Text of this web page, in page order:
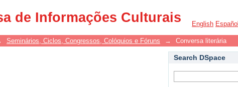
de Informações Culturais
English Español
Seminários, Ciclos, Congressos, Colóquios e Fóruns → Conversa literária
Search DSpace